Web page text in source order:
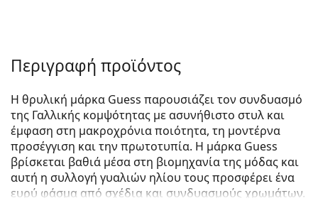
Περιγραφή προϊόντος
Η θρυλική μάρκα Guess παρουσιάζει τον συνδυασμό
της Γαλλικής κομψότητας με ασυνήθιστο στυλ και
έμφαση στη μακροχρόνια ποιότητα, τη μοντέρνα
προσέγγιση και την πρωτοτυπία. Η μάρκα Guess
βρίσκεται βαθιά μέσα στη βιομηχανία της μόδας και
αυτή η συλλογή γυαλιών ηλίου τους προσφέρει ένα
ευρύ φάσμα από σχέδια και συνδυασμούς χρωμάτων.